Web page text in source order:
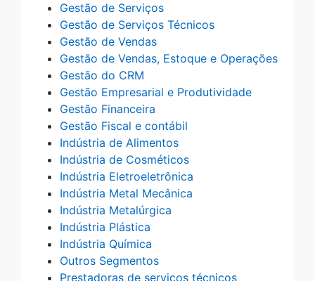
Gestão de Serviços
Gestão de Serviços Técnicos
Gestão de Vendas
Gestão de Vendas, Estoque e Operações
Gestão do CRM
Gestão Empresarial e Produtividade
Gestão Financeira
Gestão Fiscal e contábil
Indústria de Alimentos
Indústria de Cosméticos
Indústria Eletroeletrônica
Indústria Metal Mecânica
Indústria Metalúrgica
Indústria Plástica
Indústria Química
Outros Segmentos
Prestadoras de serviços técnicos